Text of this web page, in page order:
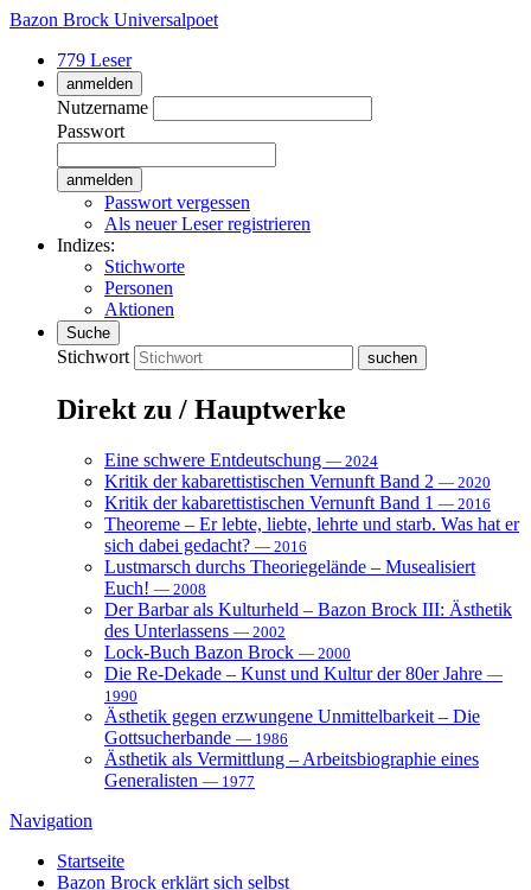
Bazon Brock Universalpoet
779 Leser
anmelden
Nutzername
Passwort
Passwort vergessen
Als neuer Leser registrieren
Indizes:
Stichworte
Personen
Aktionen
Suche
Stichwort
Direkt zu / Hauptwerke
Eine schwere Entdeutschung — 2024
Kritik der kabarettistischen Vernunft Band 2 — 2020
Kritik der kabarettistischen Vernunft Band 1 — 2016
Theoreme – Er lebte, liebte, lehrte und starb. Was hat er
sich dabei gedacht? — 2016
Lustmarsch durchs Theoriegelände – Musealisiert
Euch! — 2008
Der Barbar als Kulturheld – Bazon Brock III: Ästhetik
des Unterlassens — 2002
Lock-Buch Bazon Brock — 2000
Die Re-Dekade – Kunst und Kultur der 80er Jahre —
1990
Ästhetik gegen erzwungene Unmittelbarkeit – Die
Gottsucherbande — 1986
Ästhetik als Vermittlung – Arbeitsbiographie eines
Generalisten — 1977
Navigation
Startseite
Bazon Brock erklärt sich selbst